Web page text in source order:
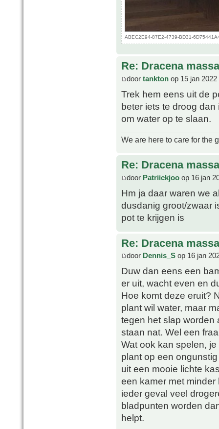
ABEC2E94-87E2-4739-BD31-
Re: Dracena
door tankton op 15 jan 2022
Trek hem eens uit de
beter iets te droog
om water op te slaan.
We are here to care for the
Re: Dracena
door Patriickjoo op 16 jan
Hm ja daar waren we
dusdanig groot/zwaar
pot te krijgen is
Re: Dracena
door Dennis_S op 16 jan
Duw dan eens een
er uit, wacht even en
Hoe komt deze eruit?
plant wil water, maar
tegen het slap worden
staan nat. Wel een
Wat ook kan spelen,
plant op een
uit een mooie lichte
een kamer met
ieder geval veel
bladpunten worden
helpt.